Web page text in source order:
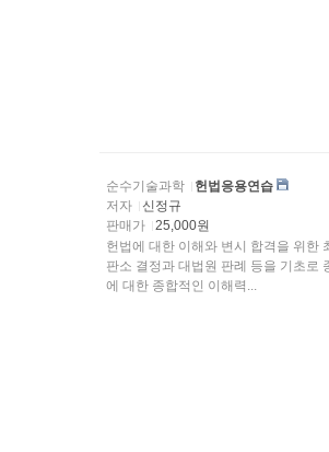
순수기술과학
헌법응용연습
저자
신정규
판매가
25,000원
헌법에 대한 이해와 변시 합격을 위한
판소 결정과 대법원 판례 등을 기초로
에 대한 종합적인 이해력...